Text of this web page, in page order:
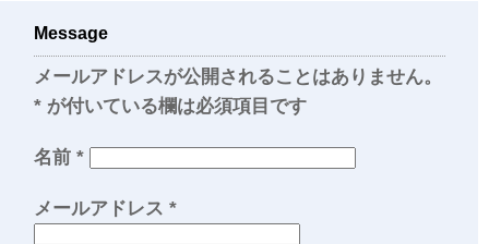
Message
メールアドレスが公開されることはありません。
* が付いている欄は必須項目です
名前 *
メールアドレス *